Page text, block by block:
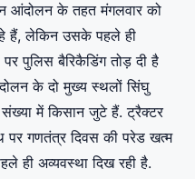
आंदोलन के तहत मंगलवार को
हैं, लेकिन उसके पहले ही
पर पुलिस बैरिकैडिंग तोड़ दी है
के दो मुख्य स्थलों सिंघु
संख्या में किसान जुटे हैं. ट्रैक्टर
पर गणतंत्र दिवस की परेड खत्म
ही अव्यवस्था दिख रही है.